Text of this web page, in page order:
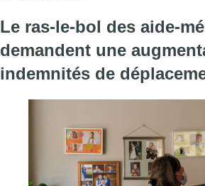
Le ras-le-bol des aide-
demandent une
indemnités de